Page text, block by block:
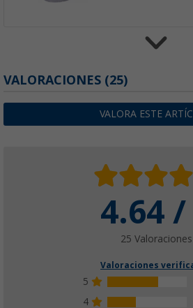
Inodoro portátil
21,99€26, 99 €
Brunner Optiloo
63, 99€PVP74,
VALORACIONES (25)
VALORA ESTE
4.64 /
25 Valoraciones
Valoraciones
5
4